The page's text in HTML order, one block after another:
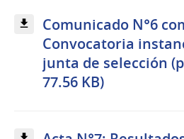
Comunicado N°6
Convocatoria
junta de selección
77.56 KB)